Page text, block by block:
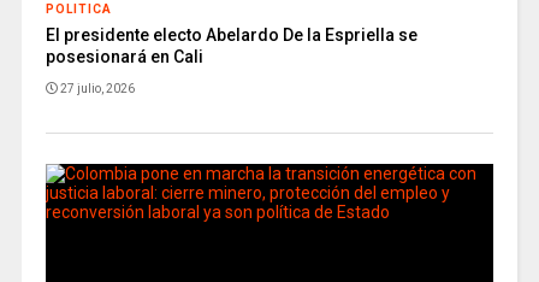
POLITICA
El presidente electo Abelardo De la Espriella se
posesionará en Cali
27 julio, 2026